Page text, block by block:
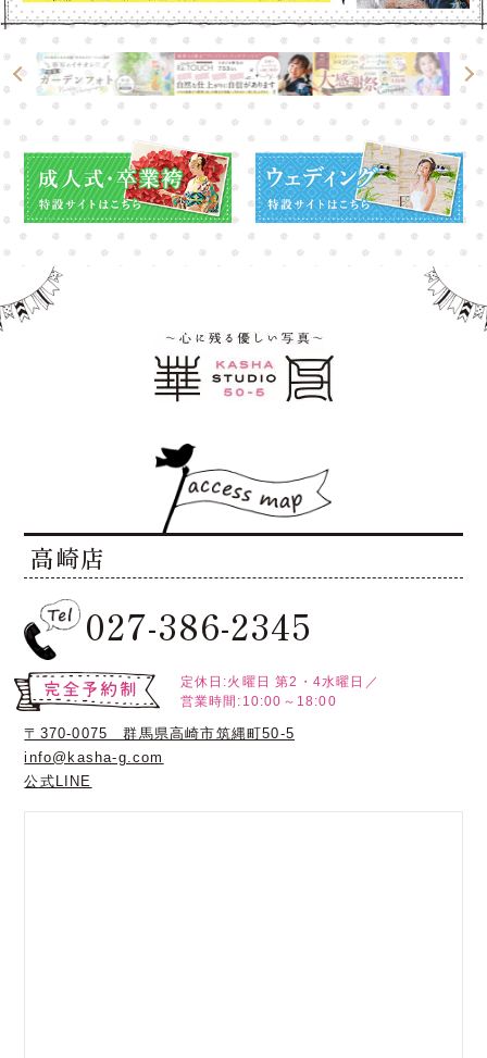
高崎店
027-386-2345
定休日:火曜日 第2・4水曜日／
営業時間:10:00～18:00
〒370-0075 群馬県高崎市筑縄町50-5
info@kasha-g.com
公式LINE
高崎店
大宮店
高崎店
大宮店